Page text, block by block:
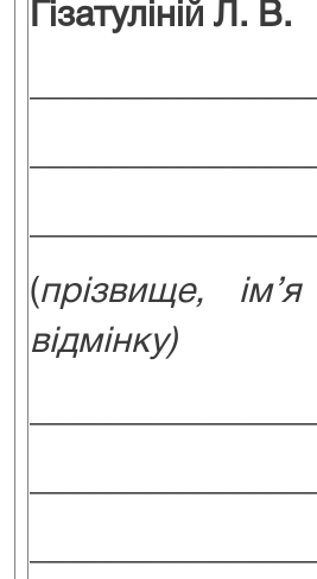
Гізатуліній Л. В.
(прізвище,
відмінку)